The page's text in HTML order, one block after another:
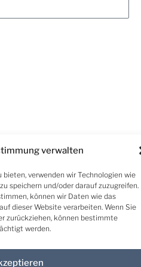
verwalten
bieten, verwenden wir Technologien wie
speichern und/oder darauf zuzugreifen.
können wir Daten wie das
dieser Website verarbeiten. Wenn Sie
zurückziehen, können bestimmte
werden.
durch die Österreichische
| Kontakt
.